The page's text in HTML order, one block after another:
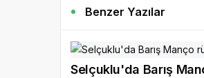
Benzer Yazılar
Selçuklu'da Barış